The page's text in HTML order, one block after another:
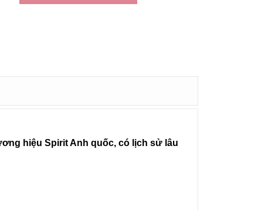
hiệu Spirit Anh quốc, có lịch sử lâu